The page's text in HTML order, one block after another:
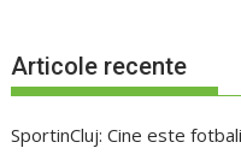
Articole recente
SportinCluj: Cine este